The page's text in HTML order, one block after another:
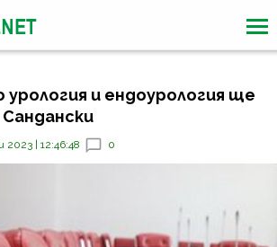
урология и ендоурология ще
| 12:46:48 0